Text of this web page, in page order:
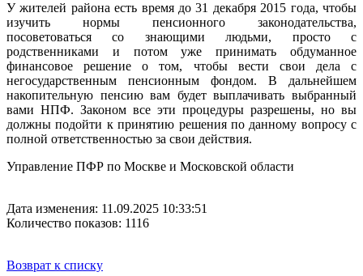
У жителей района есть время до 31 декабря 2015 года, чтобы
изучить нормы пенсионного законодательства,
посоветоваться со знающими людьми, просто с
родственниками и потом уже принимать обдуманное
финансовое решение о том, чтобы вести свои дела с
негосударственным пенсионным фондом. В дальнейшем
накопительную пенсию вам будет выплачивать выбранный
вами НПФ. Законом все эти процедуры разрешены, но вы
должны подойти к принятию решения по данному вопросу с
полной ответственностью за свои действия.
Управление ПФР по Москве и Московской области
Дата изменения: 11.09.2025 10:33:51
Количество показов: 1116
Возврат к списку